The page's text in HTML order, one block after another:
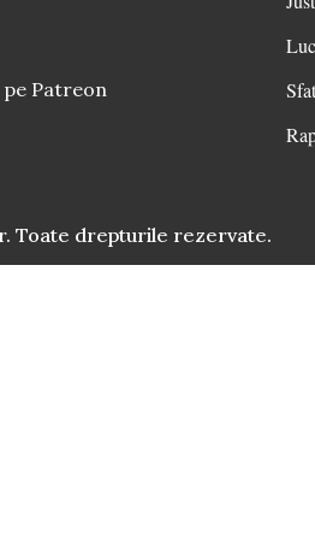
Patreon
Toate drepturile rezervate.